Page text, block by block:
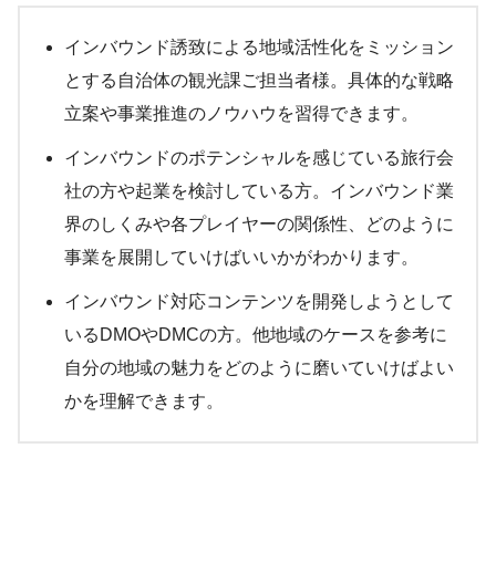
インバウンド誘致による地域活性化をミッション
とする自治体の観光課ご担当者様。具体的な戦略
立案や事業推進のノウハウを習得できます。
インバウンドのポテンシャルを感じている旅行会
社の方や起業を検討している方。インバウンド業
界のしくみや各プレイヤーの関係性、どのように
事業を展開していけばいいかがわかります。
インバウンド対応コンテンツを開発しようとして
いるDMOやDMCの方。他地域のケースを参考に
自分の地域の魅力をどのように磨いていけばよい
かを理解できます。